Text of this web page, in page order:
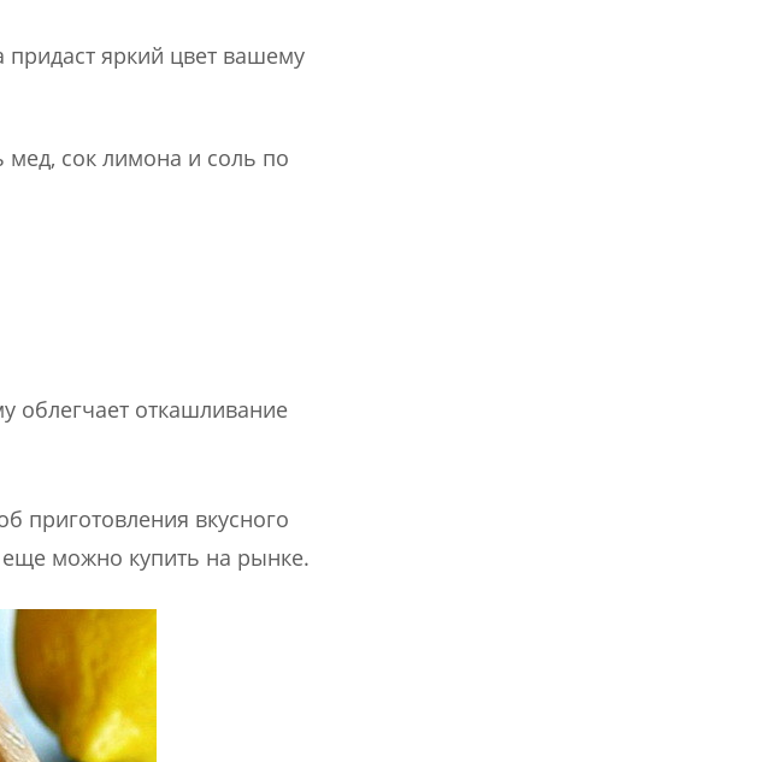
яркий цвет вашему
мед, сок лимона и соль по
облегчает откашливание
приготовления вкусного
еще можно купить на рынке.